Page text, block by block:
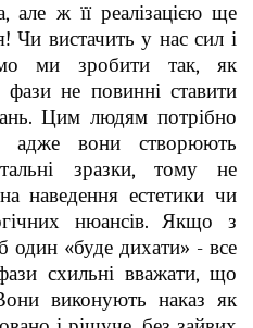
але ж її реалізацією ще
Чи вистачить у нас сил і
ми зробити так, як
не повинні ставити
Цим людям потрібно
адже вони створюють
зразки, тому не
наведення естетики чи
нюансів. Якщо з
один «буде дихати» - все
схильні вважати, що
виконують наказ як